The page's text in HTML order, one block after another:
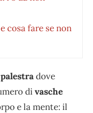
cosa fare se non
palestradove
divasche
e la mente: il